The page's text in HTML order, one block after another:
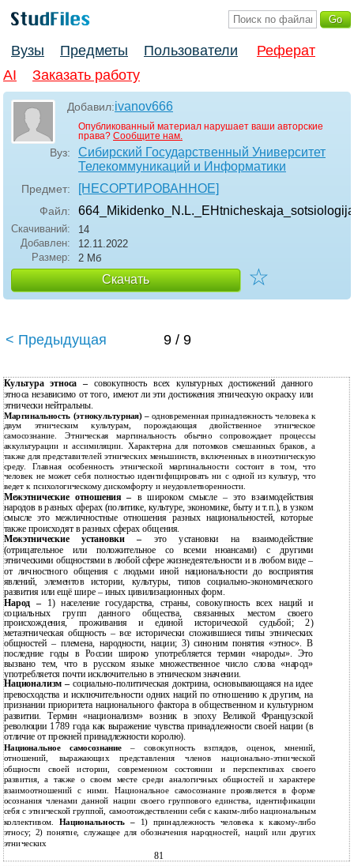
Вузы Предметы Пользователи
Реферат
AI
Заказать работу
Добавил:ivanov666
Опубликованный материал нарушает ваши авторские
права? Сообщите нам.
Вуз:
Сибирский Государственный Университет
Телекоммуникаций и Информатики
Предмет: [НЕСОРТИРОВАННОЕ]
Файл:
Скачиваний:
14
Добавлен:
12.11.2022
Размер:
2 Мб
Скачать ☆
< Предыдущая 9 / 9
Культура этноса – совокупность всех культурных достижений данного
этноса независимо от того, имеют ли эти достижения этническую окраску или
этнически нейтральны.
Маргинальность (этнокультурная) –одновременная принадлежность человека к
двум этническим культурам, порождающая двойственное этническое
самосознание. Этническая маргинальность обычно сопровождает процессы
аккультурации и ассимиляции. Характерна для потомков смешанных браков, а
также для представителей этнических меньшинств, включенных в иноэтническую
среду. Главная особенность этнической маргинальности состоит в том, что
человек не может себя полностью идентифицировать ни с одной из культур, что
ведет к психологическому дискомфорту и неудовлетворенности.
Межэтнические отношения – в широком смысле – это взаимодействия
народов в разных сферах (политике, культуре, экономике, быту и т.п.), в узком
смысле это межличностные отношения разных национальностей, которые
также происходят в разных сферах общения.
Межэтнические установки – это установки на взаимодействие
(отрицательное или положительное со всеми нюансами) с другими
этническими общностями в любой сфере жизнедеятельности и в любом виде –
от личностного общения с людьми иной национальности до восприятия
явлений, элементов истории, культуры, типов социально-экономического
развития или ещё шире – иных цивилизационных форм.
Народ – 1) население государства, страны, совокупность всех наций и
социальных групп данного общества, связанных местом своего
происхождения, проживания и единой исторической судьбой; 2)
метаэтническая общность – все исторически сложившиеся типы этнических
общностей – племена, народности, нации; 3) синоним понятия «этнос». В
последние годы в России широко употребляется термин «народы». Это
вызвано тем, что в русском языке множественное число слова «народ»
употребляется почти исключительно в этническом значении.
Национализм –социально-политическая доктрина, основывающаяся на идее
превосходства и исключительности одних наций по отношению к другим, на
признании приоритета национального фактора в общественном и культурном
развитии. Термин «национализм» возник в эпоху Великой Французской
революции 1789 года как выражение чувства принадлежности своей нации (в
отличие от прежней принадлежности королю).
Национальное самосознание– совокупность взглядов, оценок, мнений,
отношений, выражающих представления членов национально-этнической
общности своей истории, современном состоянии и перспективах своего
развития, а также о своем месте среди аналогичных общностей и характере
взаимоотношений с ними. Национальное самосознание проявляется в форме
осознания членами данной нации своего группового единства, идентификации
себя с этнической группой, самоотождествлении себя с каким-либо национальным
коллективом. Национальность – 1) принадлежность человека к какому-либо
этносу; 2) понятие, служащее для обозначения народностей, наций или других
этнических
81